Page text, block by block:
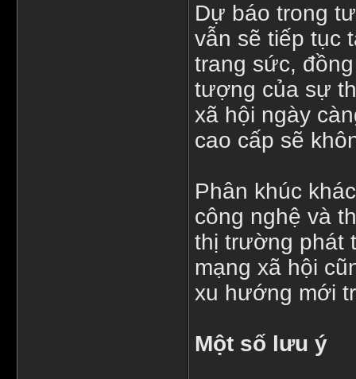
Dự báo trong
vẫn sẽ tiếp tục
trang sức,
tượng của sự
xã hội ngày
cao cấp sẽ
Phân khúc
công nghệ và
thị trường phát
mạng xã hội
xu hướng mới
Một số lưu ý